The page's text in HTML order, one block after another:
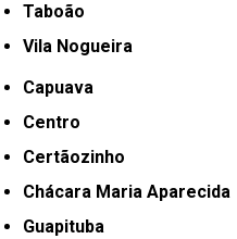
Taboão
Vila Nogueira
Capuava
Centro
Certãozinho
Chácara Maria Aparecida
Guapituba